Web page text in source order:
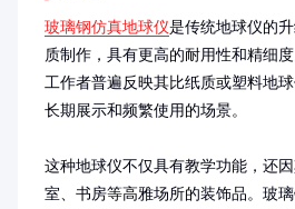
玻璃钢仿真地球仪是传统地球仪的
质制作，具有更高的耐用性和精细
工作者普遍反映其比纸质或塑料地
长期展示和频繁使用的场景。
这种地球仪不仅具有教学功能，还
室、书房等高雅场所的装饰品。玻